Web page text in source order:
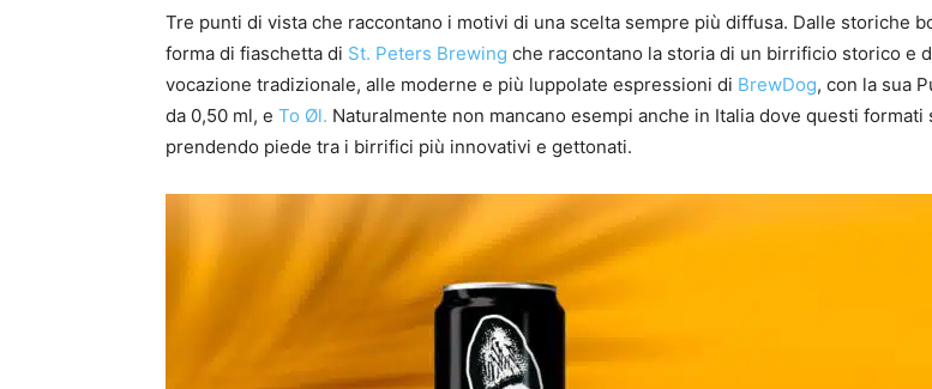
Tre punti di vista che raccontano i motivi di una scelta sempre più diffusa. Dalle storiche
forma di fiaschetta di St. Peters Brewing che raccontano la storia di un birrificio storico e
vocazione tradizionale, alle moderne e più luppolate espressioni di BrewDog, con la sua
da 0,50 ml, e To Øl. Naturalmente non mancano esempi anche in Italia dove questi formati
prendendo piede tra i birrifici più innovativi e gettonati.